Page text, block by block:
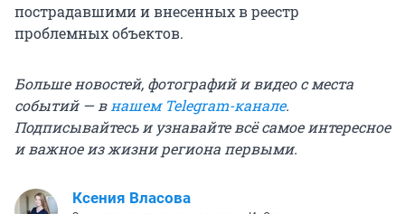
пострадавшими и внесенных в реестр
проблемных объектов.
Больше новостей, фотографий и видео с места
событий — в нашем Telegram-канале.
Подписывайтесь и узнавайте всё самое интересное
и важное из жизни региона первыми.
Ксения Власова